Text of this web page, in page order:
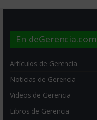
En deGerencia.com
Artículos de Gerencia
Noticias de Gerencia
Videos de Gerencia
Libros de Gerencia